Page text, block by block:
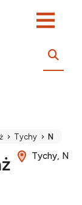
Tychy N
Tychy, N